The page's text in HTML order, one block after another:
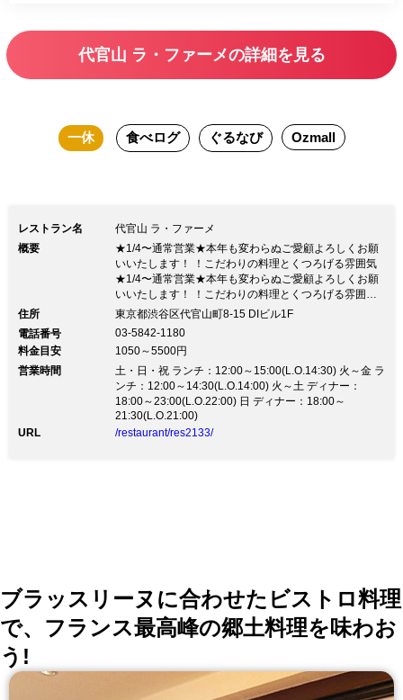
料理を引き立てるイタリアの個性的なワ
い！
代官山 ラ・ファーメの詳細を見る
一休 食べログ ぐるなび Ozmall
レストラン名
代官山 ラ・ファーメ
概要
★1/4〜通常営業★本年も変わらぬご愛顧よろしくお願
いいたします！ ！こだわりの料理とくつろげる雰囲気
★1/4〜通常営業★本年も変わらぬご愛顧よろしくお願
いいたします！ ！こだわりの料理とくつろげる雰囲気
【誕生日・記念日】 シェフ渾身のお任せコースがお勧
12,000円（要予約）の3コースご用意！ 大切な方と、ゆ
ったりお過ごしください♪ ★メッセージプレートご用意
いたします★ 【歓送迎会・パーティー】 こだわりの料
理がズラッと並ぶ！ 大皿料理＋充実飲放2h 5,000円～
貸切は20名からできます！お気軽にどうぞ
住所
東京都渋谷区代官山町8-15 DIビル1F
電話番号
03-5842-1180
料金目安
1050～5500円
営業時間
土・日・祝 ランチ：12:00～15:00(L.O.14:30) 火～金 ラ
ンチ：12:00～14:30(L.O.14:00) 火～土 ディナー：
18:00～23:00(L.O.22:00) 日 ディナー：18:00～
21:30(L.O.21:00)
URL
/restaurant/res2133/
ブラッスリーヌに合わせたビストロ料理
で、フランス最高峰の郷土料理を味わお
う!